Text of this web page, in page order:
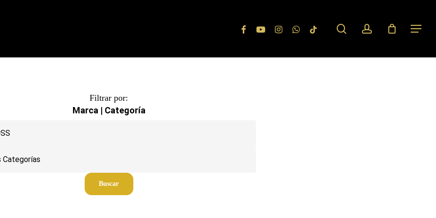
Menu
FacebookYoutubeInstagramWhatsapp
Tiktok searchaccount
Filtrar por:
Marca | Categoría
Buscar